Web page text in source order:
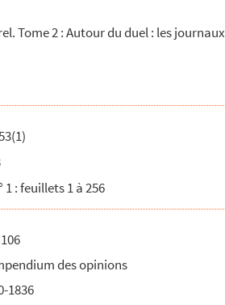
Marrast sur Car...
de 1831...
Tome 2 : Autour du duel : les journaux
1 : feuillets 1 à 256
des opinions
1836